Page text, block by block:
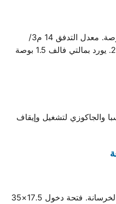
فلتر رملي علوي ملفوف 24 بوصة. معدل التدفق 14 م3/
والجاكوزي لتشغيل وإيقاف
سكيمر فوهة واسعة لحمامات الخرسانة. فتحة دخول 17.5×35